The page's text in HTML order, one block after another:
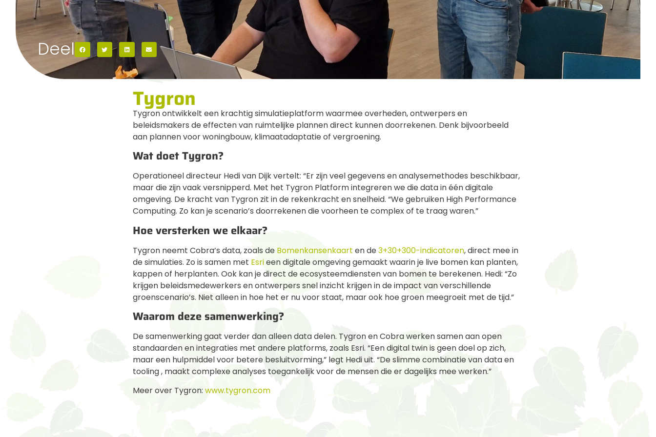
Deel
Tygron
Tygron ontwikkelt een krachtig simulatieplatform waarmee overheden, ontwerpers en
beleidsmakers de effecten van ruimtelijke plannen direct kunnen doorrekenen. Denk bijvoorbeeld
aan plannen voor woningbouw, klimaatadaptatie of vergroening.
Wat doet Tygron?
Operationeel directeur Hedi van Dijk vertelt: “Er zijn veel gegevens en analysemethodes beschikbaar,
maar die zijn vaak versnipperd. Met het Tygron Platform integreren we die data in één digitale
omgeving. De kracht van Tygron zit in de rekenkracht en snelheid. “We gebruiken High Performance
Computing. Zo kan je scenario’s doorrekenen die voorheen te complex of te traag waren.”
Hoe versterken we elkaar?
Tygron neemt Cobra’s data, zoals de Bomenkansenkaart en de3+30+300-indicatoren, direct mee in
de simulaties. Zo is samen met Esrieen digitale omgeving gemaakt waarin je live bomen kan planten,
kappen of herplanten. Ook kan je direct de ecosysteemdiensten van bomen te berekenen. Hedi: “Zo
krijgen beleidsmedewerkers en ontwerpers snel inzicht krijgen in de impact van verschillende
groenscenario’s. Niet alleen in hoe het er nu voor staat, maar ook hoe groen meegroeit met de tijd.”
Waarom deze samenwerking?
De samenwerking gaat verder dan alleen data delen. Tygron en Cobra werken samen aan open
standaarden en integraties met andere platforms, zoals Esri. “Een digital twin is geen doel op zich,
maar een hulpmiddel voor betere besluitvorming,” legt Hedi uit. “De slimme combinatie van data en
tooling , maakt complexe analyses toegankelijk voor de mensen die er dagelijks mee werken.”
Meer over Tygron: www.tygron.com